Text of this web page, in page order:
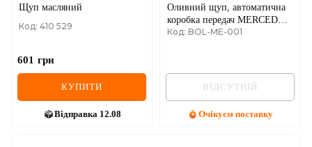
Щуп масляний
Код: 410 529
601 грн
КУПИТИ
Відправка 12.08
Оливний щуп, автоматична
коробка передач MERCEDES-
BENZ A-CLASS (W168,
Код: BOL-ME-001
ВІДСУТНІЙ
Очікуєм поставку